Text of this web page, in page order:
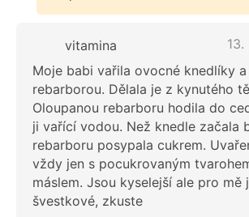
vitamina
Moje babi vařila ovocné knedlíky
rebarborou. Dělala je z kynutého
Oloupanou rebarboru hodila do
ji vařící vodou. Než knedle začala
rebarboru posypala cukrem.
vždy jen s pocukrovaným
máslem. Jsou kyselejší ale pro mě
švestkové, zkuste